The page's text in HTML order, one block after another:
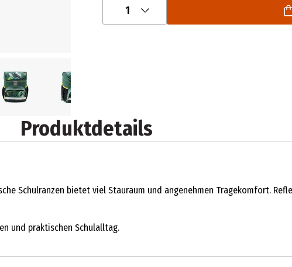
1
Produktdetails
Schulranzen bietet viel Stauraum und angenehmen Tragekomfort.
und praktischen Schulalltag.